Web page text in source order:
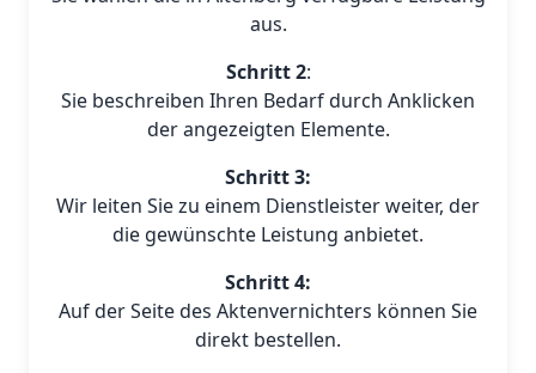
aus.
Schritt 2:
Sie beschreiben Ihren Bedarf durch Anklicken
der angezeigten Elemente.
Schritt 3:
Wir leiten Sie zu einem Dienstleister weiter, der
die gewünschte Leistung anbietet.
Schritt 4:
Auf der Seite des Aktenvernichters können Sie
direkt bestellen.